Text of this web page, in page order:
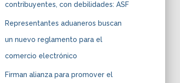
contribuyentes, con debilidades: ASF
Representantes aduaneros buscan
un nuevo reglamento para el
comercio electrónico
Firman alianza para promover el